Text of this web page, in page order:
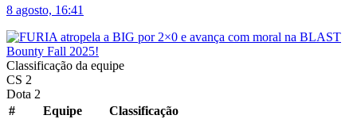
8 agosto, 16:41
Classificação da equipe
CS 2
Dota 2
#
Equipe Сlassificação